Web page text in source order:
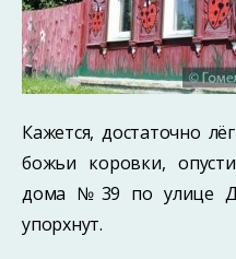
Кажется, достаточно
божьи коровки,
дома №39 по улице
упорхнут.